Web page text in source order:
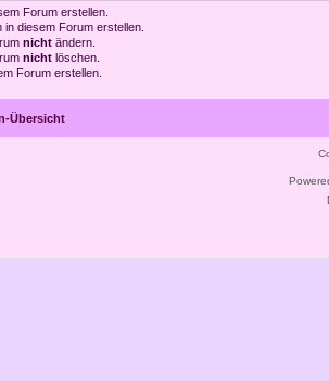
Forum erstellen.
diesem Forum erstellen.
nicht ändern.
nicht löschen.
Forum erstellen.
Übersicht